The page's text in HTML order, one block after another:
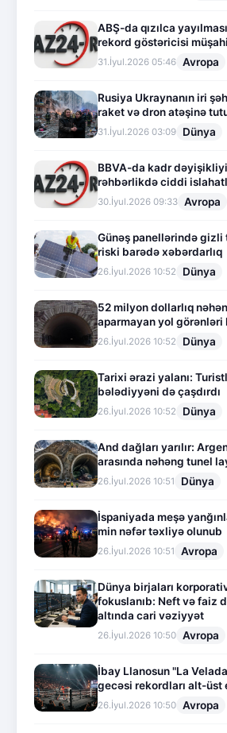
ABŞ-da qızılca
rekord göstəricisi
31.İyul.2026 05:46 Avropa
Rusiya Ukraynanın iri
raket və dron atəşinə
31.İyul.2026 03:09 Dünya
BBVA-da kadr
rəhbərlikdə ciddi
30.İyul.2026 09:33 Avropa
Günəş panellərində gizli
riski barədə xəbərdarlıq
26.İyul.2026 10:52 Dünya
52 milyon dollarlıq
aparmayan yol görənləri
26.İyul.2026 10:52 Dünya
Tarixi ərazi yalanı:
bələdiyyəni də çaşdırdı
26.İyul.2026 10:52 Dünya
And dağları yarılır:
arasında nəhəng tunel
26.İyul.2026 10:51 Dünya
İspaniyada meşə
min nəfər təxliyə olunub
26.İyul.2026 10:51 Avropa
Dünya birjaları
fokuslanıb: Neft və faiz
altında cari vəziyyət
26.İyul.2026 10:50 Avropa
İbay Llanosun "La
gecəsi rekordları alt-üst
26.İyul.2026 10:50 Avropa